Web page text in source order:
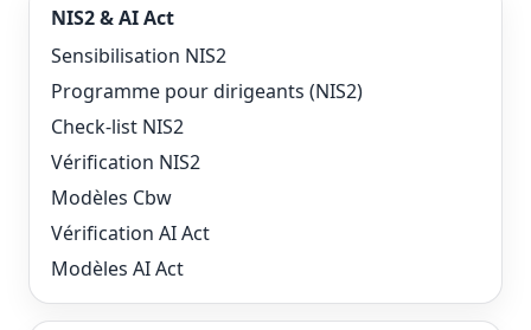
NIS2 & AI Act
Sensibilisation NIS2
Programme pour dirigeants (NIS2)
Check-list NIS2
Vérification NIS2
Modèles Cbw
Vérification AI Act
Modèles AI Act